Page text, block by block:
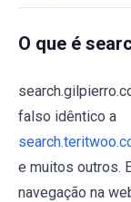
O que é
falso idêntico a
e muitos outros.
navegação na